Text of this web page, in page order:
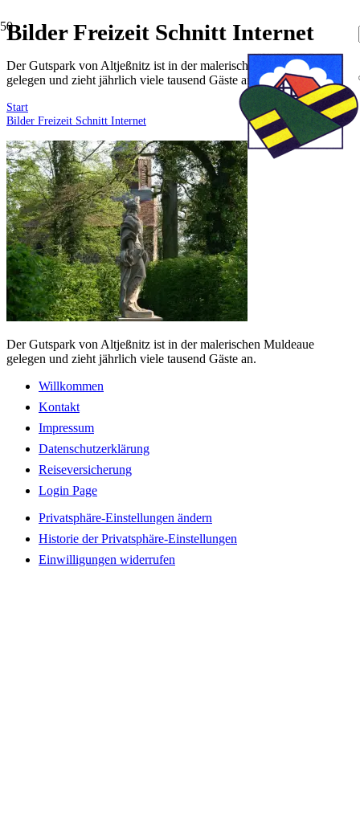
Bilder Freizeit Schnitt Internet
Der Gutspark von Altjeßnitz ist in der malerischen Muldeaue
gelegen und zieht jährlich viele tausend Gäste an.
Start
Bilder Freizeit Schnitt Internet
Der Gutspark von Altjeßnitz ist in der malerischen Muldeaue
gelegen und zieht jährlich viele tausend Gäste an.
Willkommen
Kontakt
Impressum
Datenschutzerklärung
Reiseversicherung
Login Page
Privatsphäre-Einstellungen ändern
Historie der Privatsphäre-Einstellungen
Einwilligungen widerrufen